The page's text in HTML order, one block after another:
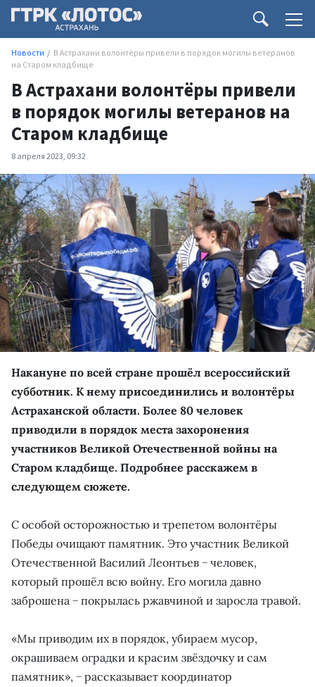
Новости
В Астрахани волонтёры привели в порядок могилы ветеранов
на Старом кладбище
В Астрахани волонтёры привели
в порядок могилы ветеранов на
Старом кладбище
8 апреля 2023, 09:32
Накануне по всей стране прошёл всероссийский
субботник. К нему присоединились и волонтёры
Астраханской области. Более 80 человек
приводили в порядок места захоронения
участников Великой Отечественной войны на
Старом кладбище. Подробнее расскажем в
следующем сюжете.
С особой осторожностью и трепетом волонтёры
Победы очищают памятник. Это участник Великой
Отечественной Василий Леонтьев − человек,
который прошёл всю войну. Его могила давно
заброшена − покрылась ржавчиной и заросла травой.
«Мы приводим их в порядок, убираем мусор,
окрашиваем оградки и красим звёздочку и сам
памятник», − рассказывает координатор